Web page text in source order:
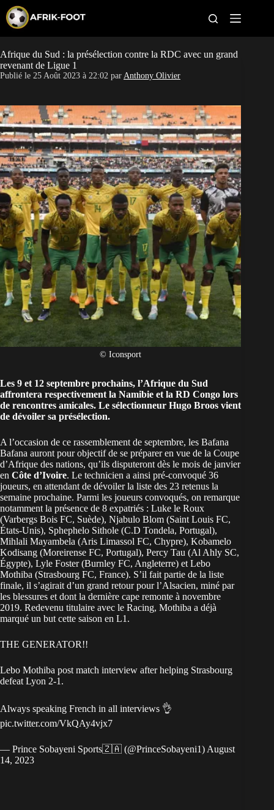
p
o
c
o
t
e
n
t
CAN féminine
Pays
Clubs
Classement
Paris sportifs
Afrique du Sud : la présélection contre la RDC avec un grand
revenant de Ligue 1
Publié le 25 Août 2023 à 22:02 par Anthony Olivier
© Iconsport
Les 9 et 12 septembre prochains, l’Afrique du Sud
affrontera respectivement la Namibie et la RD Congo lors
de rencontres amicales. Le sélectionneur Hugo Broos vient
de dévoiler sa présélection.
A l’occasion de ce rassemblement de septembre, les Bafana
Bafana auront pour objectif de se préparer en vue de la Coupe
d’Afrique des nations, qu’ils disputeront dès le mois de janvier
en Côte d’Ivoire. Le technicien a ainsi pré-convoqué 36
joueurs, en attendant de dévoiler la liste des 23 retenus la
semaine prochaine. Parmi les joueurs convoqués, on remarque
notamment la présence de 8 expatriés : Luke le Roux
(Varbergs Bois FC, Suède), Njabulo Blom (Saint Louis FC,
États-Unis), Sphephelo Sithole (C.D Tondela, Portugal),
Mihlali Mayambela (Aris Limassol FC, Chypre), Kobamelo
Kodisang (Moreirense FC, Portugal), Percy Tau (Al Ahly SC,
Égypte), Lyle Foster (Burnley FC, Angleterre) et Lebo
Mothiba (Strasbourg FC, France). S’il fait partie de la liste
finale, il s’agirait d’un grand retour pour l’Alsacien, miné par
les blessures et dont la dernière cape remonte à novembre
2019. Redevenu titulaire avec le Racing, Mothiba a déjà
marqué un but cette saison en L1.
THE GENERATOR!!
Lebo Mothiba post match interview after helping Strasbourg
defeat Lyon 2-1.
Always speaking French in all interviews 👌
pic.twitter.com/VkQAy4vjx7
— Prince Sobayeni Sports🇿🇦 (@PrinceSobayeni1) August
14, 2023